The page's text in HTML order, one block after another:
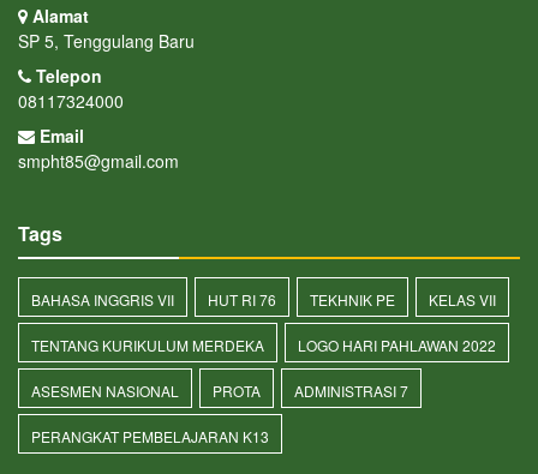
Alamat
SP 5, Tenggulang Baru
Telepon
08117324000
Email
smpht85@gmail.com
Tags
BAHASA INGGRIS VII HUT RI 76 TEKHNIK PE KELAS VII
TENTANG KURIKULUM MERDEKA LOGO HARI PAHLAWAN 2022
ASESMEN NASIONAL PROTA ADMINISTRASI 7
PERANGKAT PEMBELAJARAN K13